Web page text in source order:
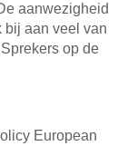
aanwezigheid
bij aan veel van
op de
European